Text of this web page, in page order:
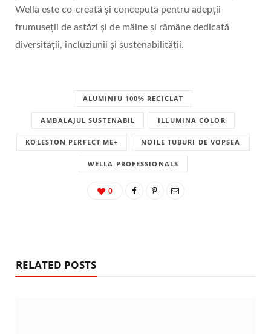
Wella este co-creată și concepută pentru adepții
frumuseții de astăzi și de mâine și rămâne dedicată
diversității, incluziunii și sustenabilității.
ALUMINIU 100% RECICLAT
AMBALAJUL SUSTENABIL ILLUMINA COLOR
KOLESTON PERFECT ME+ NOILE TUBURI DE VOPSEA
WELLA PROFESSIONALS
0
RELATED POSTS